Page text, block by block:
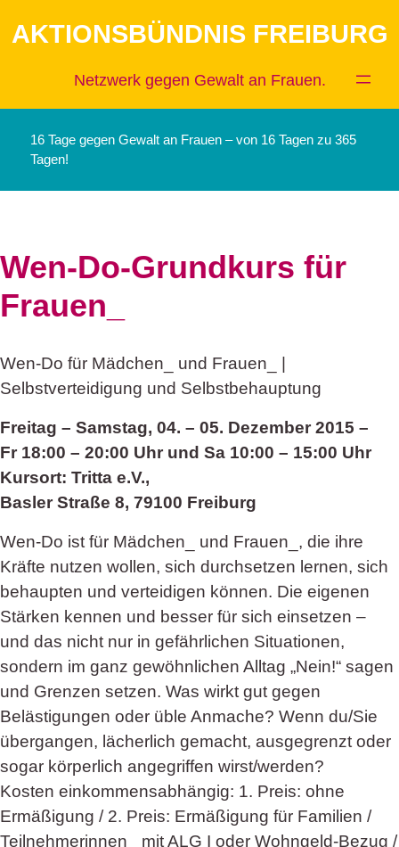
Inhalt
AKTIONSBÜNDNIS FREIBURG
Netzwerk gegen Gewalt an Frauen.
16 Tage gegen Gewalt an Frauen – von 16 Tagen zu 365
Tagen!
Wen-Do-Grundkurs für
Frauen_
Wen-Do für Mädchen_ und Frauen_ |
Selbstverteidigung und Selbstbehauptung
Freitag – Samstag, 04. – 05. Dezember 2015 –
Fr 18:00 – 20:00 Uhr und Sa 10:00 – 15:00 Uhr
Kursort: Tritta e.V.,
Basler Straße 8, 79100 Freiburg
Wen-Do ist für Mädchen_ und Frauen_, die ihre
Kräfte nutzen wollen, sich durchsetzen lernen, sich
behaupten und verteidigen können. Die eigenen
Stärken kennen und besser für sich einsetzen –
und das nicht nur in gefährlichen Situationen,
sondern im ganz gewöhnlichen Alltag „Nein!“ sagen
und Grenzen setzen. Was wirkt gut gegen
Belästigungen oder üble Anmache? Wenn du/Sie
übergangen, lächerlich gemacht, ausgegrenzt oder
sogar körperlich angegriffen wirst/werden?
Kosten einkommensabhängig: 1. Preis: ohne
Ermäßigung / 2. Preis: Ermäßigung für Familien /
Teilnehmerinnen_ mit ALG I oder Wohngeld-Bezug /